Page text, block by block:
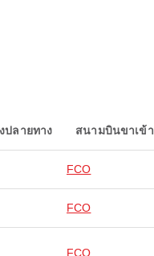
ปลายทาง สนามบินขาเข้า
FCO
FCO
FCO